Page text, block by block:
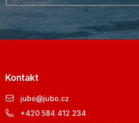
Kontakt
jubo@jubo.cz
+420 584 412 234